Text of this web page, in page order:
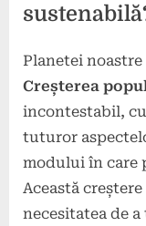
Posted
on
7
februarie
2025
By
press
Planetei
Creșterea
incontestabil,
tuturor
modului în care
Această
necesitatea de